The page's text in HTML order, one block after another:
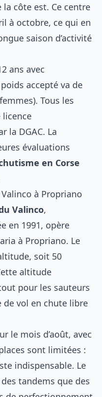
côte est. Ce centre
à octobre, ce qui en
saison d’activité
ans avec
accepté va de
Tous les
la DGAC. La
évaluations
en Corse
à Propriano
Valinco,
en 1991, opère
à Propriano. Le
soit 50
altitude
pour les sauteurs
de vol en chute libre
le mois d’août, avec
sont limitées :
indispensable. Le
tandems que des